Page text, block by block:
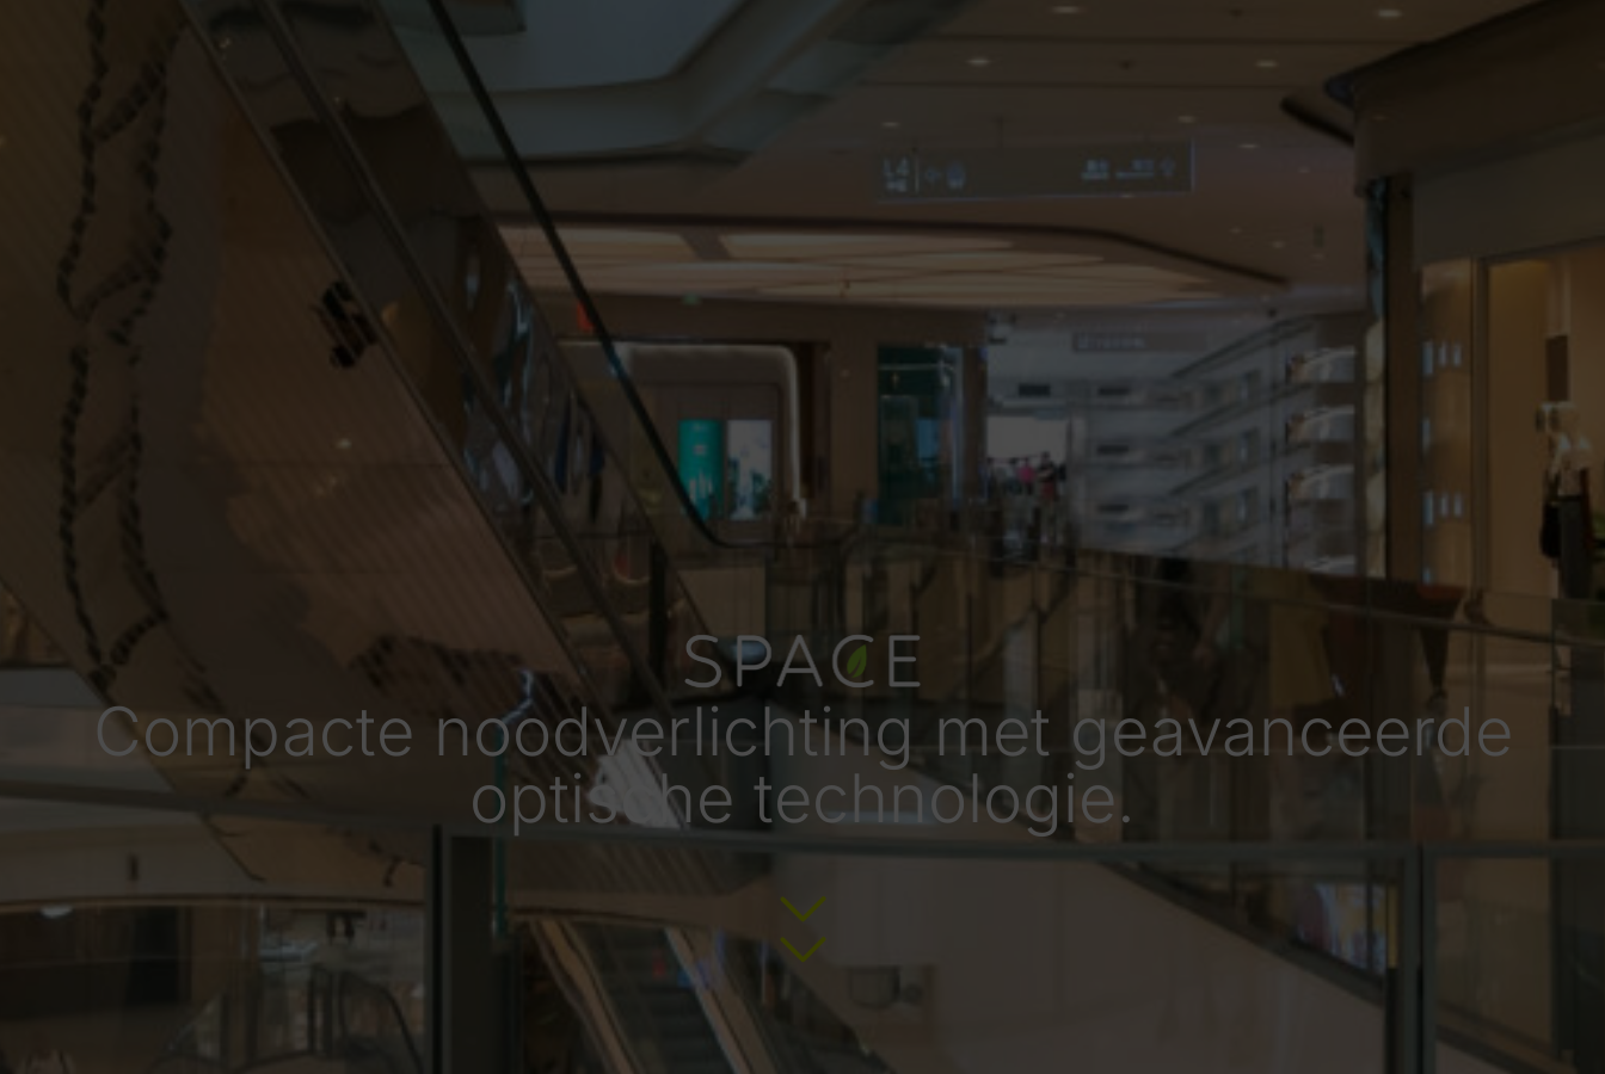
Compacte noodverlichting met geavanceerde
optische technologie.